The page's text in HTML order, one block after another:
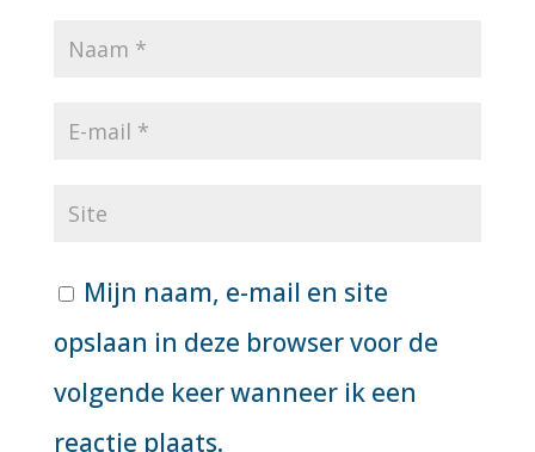
Mijn naam, e-mail en site
opslaan in deze browser voor de
volgende keer wanneer ik een
reactie plaats.